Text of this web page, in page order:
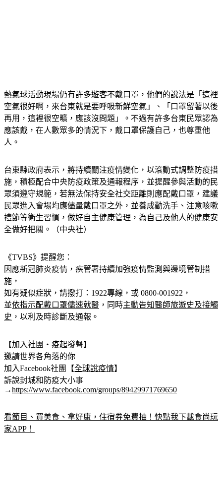
熱氣球活動現場仍有許多遊客不戴口罩，他們的說法是「這裡
空氣很好啊，來台東就是要呼吸新鮮空氣」、「口罩留著以後
再用，這裡很空曠，應該沒問題」。不過有許多台東民眾認為
應該戴，在人數眾多的情況下，戴口罩保護自己，也尊重他
人。
台東縣政府表示，將持續關注疫情變化，以滾動式調整防疫措
施，積極配合中央防疫政策及通報程序，並提醒參與活動的民
眾須遵守規範，若無法保持安全社交距離則應配戴口罩，建議
民眾進入會場均應儘量戴口罩之外，並養成勤洗手、注意咳嗽
禮節等衛生習慣，做好自主健康管理，為自己及他人的健康安
全做好把關。（中央社）
《TVBS》提醒您：
因應新冠肺炎疫情，疾管署持續加強疫情監測與邊境管制措
施，
如有疑似症狀，請撥打：1922專線，或 0800-001922，
並依指示配戴口罩儘速就醫 ，同時主動告知醫師旅遊史及接觸
史 ，以利及時診斷及通報。
【加入社團‧疫起發聲】
邀請世界各角落的你
加入Facebook社團【全球說疫情】
訴說封城和防疫大小事
→https://www.facebook.com/groups/89429971769650
看節目、買美食、拿好康，住宿券免費抽！快點我下載食尚玩
家APP！